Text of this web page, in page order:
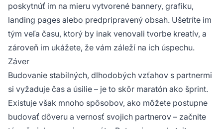
poskytnúť im na mieru vytvorené bannery, grafiku,
landing pages alebo predpripravený obsah. Ušetríte im
tým veľa času, ktorý by inak venovali tvorbe kreatív, a
zároveň im ukážete, že vám záleží na ich úspechu.
Záver
Budovanie stabilných, dlhodobých vzťahov s partnermi
si vyžaduje čas a úsilie – je to skôr maratón ako šprint.
Existuje však mnoho spôsobov, ako môžete postupne
budovať dôveru a vernosť svojich partnerov – začnite